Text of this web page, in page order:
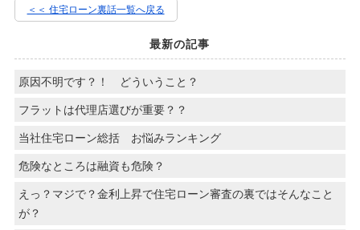
＜＜ 住宅ローン裏話一覧へ戻る
最新の記事
原因不明です？！ どういうこと？
フラットは代理店選びが重要？？
当社住宅ローン総括 お悩みランキング
危険なところは融資も危険？
えっ？マジで？金利上昇で住宅ローン審査の裏ではそんなこと
が？